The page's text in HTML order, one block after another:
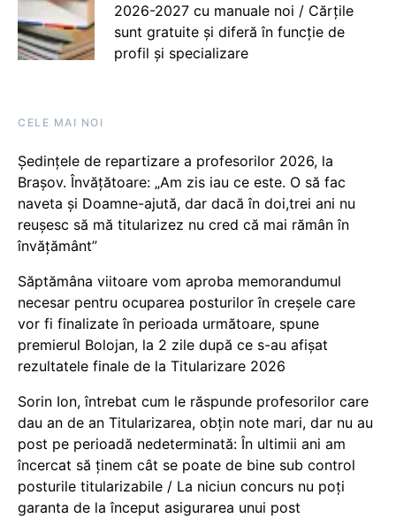
2026-2027 cu manuale noi / Cărțile
sunt gratuite și diferă în funcție de
profil și specializare
CELE MAI NOI
Ședințele de repartizare a profesorilor 2026, la
Brașov. Învățătoare: „Am zis iau ce este. O să fac
naveta și Doamne-ajută, dar dacă în doi,trei ani nu
reușesc să mă titularizez nu cred că mai rămân în
învățământ”
Săptămâna viitoare vom aproba memorandumul
necesar pentru ocuparea posturilor în creșele care
vor fi finalizate în perioada următoare, spune
premierul Bolojan, la 2 zile după ce s-au afișat
rezultatele finale de la Titularizare 2026
Sorin Ion, întrebat cum le răspunde profesorilor care
dau an de an Titularizarea, obțin note mari, dar nu au
post pe perioadă nedeterminată: În ultimii ani am
încercat să ținem cât se poate de bine sub control
posturile titularizabile / La niciun concurs nu poți
garanta de la început asigurarea unui post